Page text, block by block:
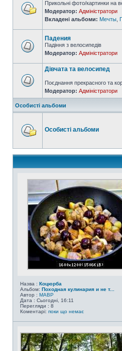
Прикольні фото/картинки на
Модератор: Адміністратори
Вкладені альбоми: Мечты
Падения
Падіння з велосипедів
Модератор: Адміністратори
Дівчата та велосипед
Поєднання прекрасного та
Модератор: Адміністратори
Особисті альбоми
Особисті альбоми
Назва : Коцюрба
Альбом: Походная кулинария и не т...
Автор : MABP
Дата : Сьогодні, 16:11
Перегляди : 8
Коментарі: поки що немає